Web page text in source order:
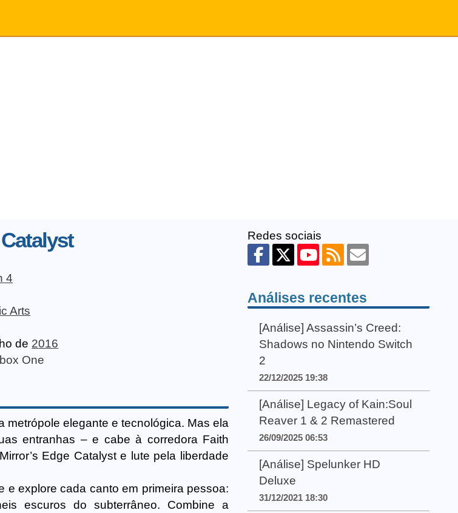
4
Arts
de 2016
One
metrópole elegante e tecnológica. Mas ela
entranhas – e cabe à corredora Faith
Edge Catalyst e lute pela liberdade
e explore cada canto em primeira pessoa:
escuros do subterrâneo. Combine a
Redes sociais
Análises recentes
[Análise] Assassin’s Creed:
Shadows no Nintendo Switch
2
22/12/2025 19:38
[Análise] Legacy of Kain:Soul
Reaver 1 & 2 Remastered
26/09/2025 06:53
[Análise] Spelunker HD
Deluxe
31/12/2021 18:30